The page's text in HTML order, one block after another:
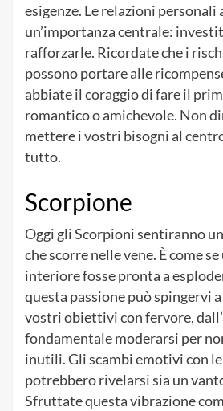
esigenze. Le relazioni personali
un’importanza centrale:
rafforzarle. Ricordate che i
possono portare alle
abbiate il coraggio di fare il
romantico o amichevole. Non
mettere i vostri bisogni al
tutto.
Scorpione
Oggi gli Scorpioni sentiranno
che scorre nelle vene. È come
interiore fosse pronta a
questa passione può spingervi
vostri obiettivi con fervore,
fondamentale moderarsi per
inutili. Gli scambi emotivi con
potrebbero rivelarsi sia un
Sfruttate questa vibrazione